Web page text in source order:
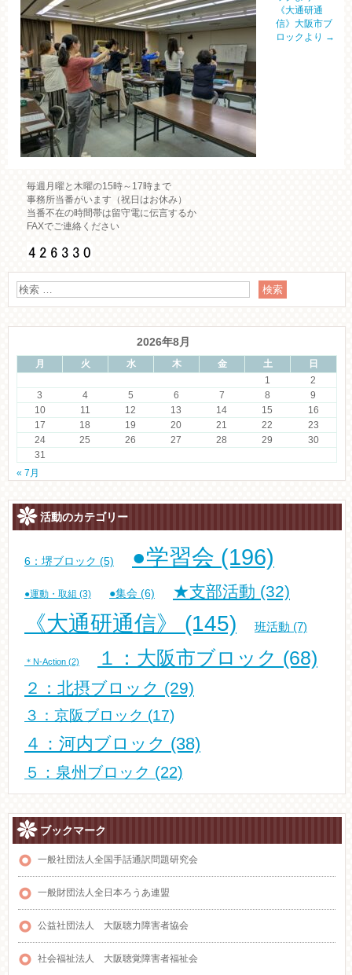
《大通研通
信》大阪市ブ
ロックより →
毎週月曜と木曜の15時～17時まで
事務所当番がいます（祝日はお休み）
当番不在の時間帯は留守電に伝言するか
FAXでご連絡ください
2026年8月
月 火 水 木 金 土
日
1
2
3
4 5 6 7 8
9
10
11 12 13 14 15
16
17
18 19 20 21 22
23
24
25 26 27 28 29
30
31
« 7月
活動のカテゴリー
6：堺ブロック (5) ●学習会 (196)
●運動・取組 (3) ●集会 (6) ★支部活動 (32)
《大通研通信》 (145) 班活動 (7)
＊N-Action (2) １：大阪市ブロック (68)
２：北摂ブロック (29)
３：京阪ブロック (17)
４：河内ブロック (38)
５：泉州ブロック (22)
ブックマーク
一般社団法人全国手話通訳問題研究会
一般財団法人全日本ろうあ連盟
公益社団法人 大阪聴力障害者協会
社会福祉法人 大阪聴覚障害者福祉会